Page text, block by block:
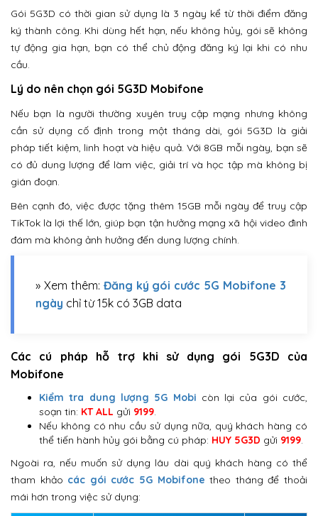
Gói 5G3D có thời gian sử dụng là 3 ngày kể từ thời điểm đăng
ký thành công. Khi dùng hết hạn, nếu không hủy, gói sẽ không
tự động gia hạn, bạn có thể chủ động đăng ký lại khi có nhu
cầu.
Lý do nên chọn gói 5G3D Mobifone
Nếu bạn là người thường xuyên truy cập mạng nhưng không
cần sử dụng cố định trong một tháng dài, gói 5G3D là giải
pháp tiết kiệm, linh hoạt và hiệu quả. Với 8GB mỗi ngày, bạn sẽ
có đủ dung lượng để làm việc, giải trí và học tập mà không bị
gián đoạn.
Bên cạnh đó, việc được tặng thêm 15GB mỗi ngày để truy cập
TikTok là lợi thế lớn, giúp bạn tận hưởng mạng xã hội video đình
đám mà không ảnh hưởng đến dung lượng chính.
» Xem thêm: Đăng ký gói cước 5G Mobifone 3
ngày chỉ từ 15k có 3GB data
Các cú pháp hỗ trợ khi sử dụng gói 5G3D của
Mobifone
Kiểm tra dung lượng 5G Mobi còn lại của gói cước,
soạn tin: KT ALL gửi 9199.
Nếu không có nhu cầu sử dụng nữa, quý khách hàng có
thể tiến hành hủy gói bằng cú pháp: HUY 5G3D gửi 9199.
Ngoài ra, nếu muốn sử dụng lâu dài quý khách hàng có thể
tham khảo các gói cước 5G Mobifone theo tháng để thoải
mái hơn trong việc sử dụng: